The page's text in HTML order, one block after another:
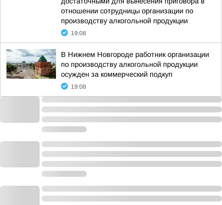
отношении сотрудницы организации по
производству алкогольной продукции
19:08
В Нижнем Новгороде работник организации
по производству алкогольной продукции
осужден за коммерческий подкуп
19:08